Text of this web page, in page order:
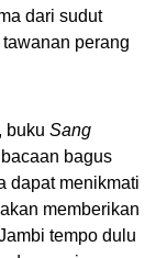
dari sudut
perang
buku Sang
bagus
dapat menikmati
memberikan
tempo dulu